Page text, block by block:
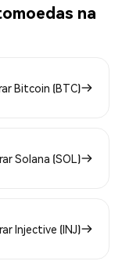
na
Bitcoin (BTC)
Solana (SOL)
Injective (INJ)